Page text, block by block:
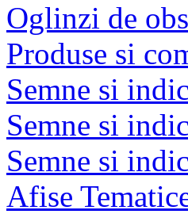
Oglinzi de
Produse si
Semne si
Semne si
Semne si
Afise